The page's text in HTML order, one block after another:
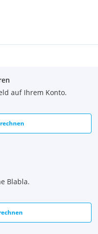
auf Ihrem Konto.
Blabla.